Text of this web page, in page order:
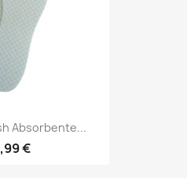
Absorbente...
€